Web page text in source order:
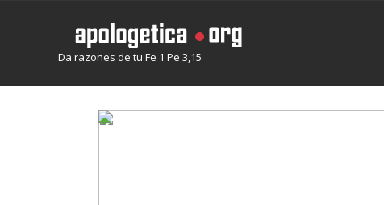
Da razones de tu Fe 1 Pe 3,15